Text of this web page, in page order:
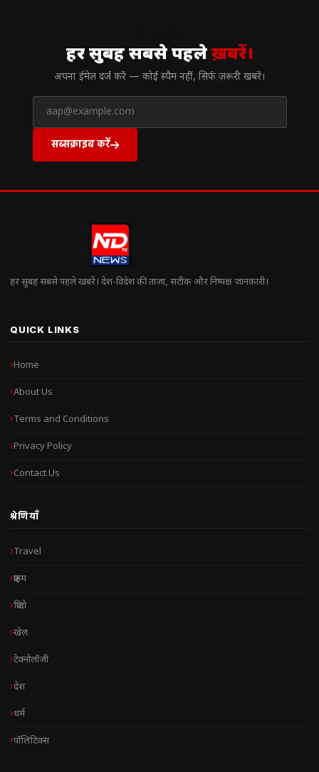
हर सुबह सबसे पहलेख़बरें।
अपना ईमेल दर्ज करें — कोई स्पैम नहीं, सिर्फ ज़रूरी खबरें।
सब्सक्राइब करें
हर सुबह सबसे पहले खबरें। देश-विदेश की ताज़ा, सटीक और निष्पक्ष जानकारी।
QUICK LINKS
Home
About Us
Terms and Conditions
Privacy Policy
Contact Us
श्रेणियाँ
Travel
क्राइम
क्रिप्टो
खेल
टेक्नोलॉजी
देश
धर्म
पॉलिटिक्स